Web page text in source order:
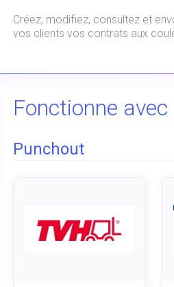
Créez, modifiez, consultez et
vos clients vos contrats aux
Fonctionne avec
Punchout